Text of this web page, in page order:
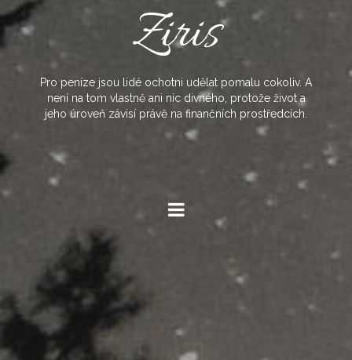
Ziris
Pro peníze jsou lidé ochotni udělat pomalu cokoliv. A
není na tom vlastně ani nic divného, protože život a
jeho úroveň závisí právě na finančních prostředcích.